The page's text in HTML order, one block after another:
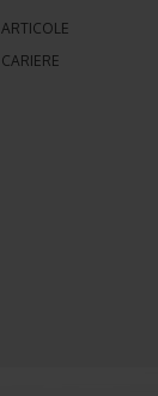
ARTICOLE
CARIERE